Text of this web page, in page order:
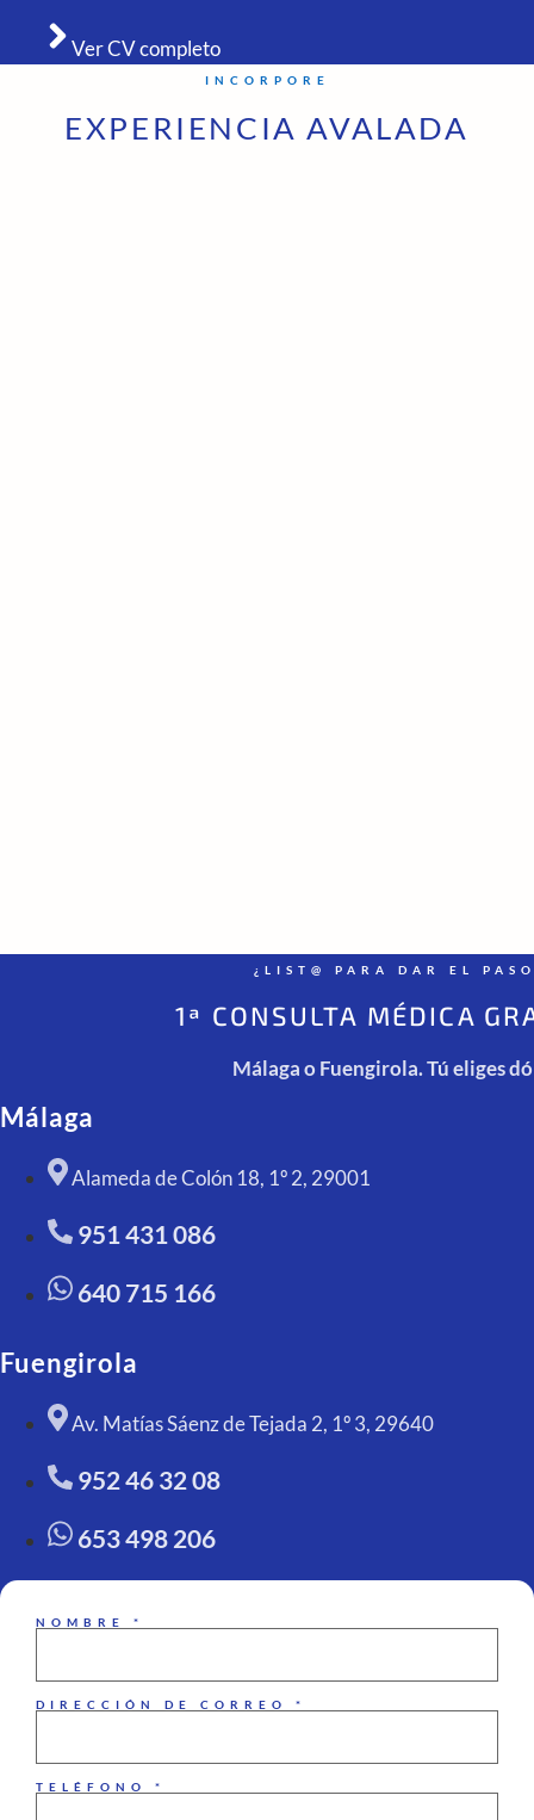
Ver CV completo
INCORPORE
EXPERIENCIA AVALADA
¿LIST@ PARA DAR EL
1ª CONSULTA MÉDICA
Málaga o Fuengirola. Tú eliges
Málaga
Alameda de Colón 18, 1º 2, 29001
951 431 086
640 715 166
Fuengirola
Av. Matías Sáenz de Tejada 2, 1º 3, 29640
952 46 32 08
653 498 206
NOMBRE *
DIRECCIÓN DE CORREO *
TELÉFONO *